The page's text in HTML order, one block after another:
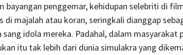
bayangan penggemar, kehidupan selebriti di
di majalah atau koran, seringkali dianggap
sang idola mereka. Padahal, dalam masyarakat
itu tak lebih dari dunia simulakra yang